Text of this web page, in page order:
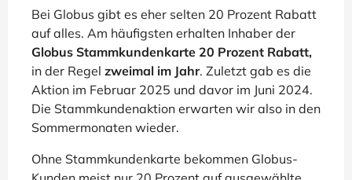
Bei Globus gibt es eher selten 20 Prozent Rabatt
auf alles. Am häufigsten erhalten Inhaber der
Globus Stammkundenkarte 20 Prozent Rabatt,
in der Regel zweimal im Jahr. Zuletzt gab es die
Aktion im Februar 2025 und davor im Juni 2024.
Die Stammkundenaktion erwarten wir also in den
Sommermonaten wieder.
Ohne Stammkundenkarte bekommen Globus-